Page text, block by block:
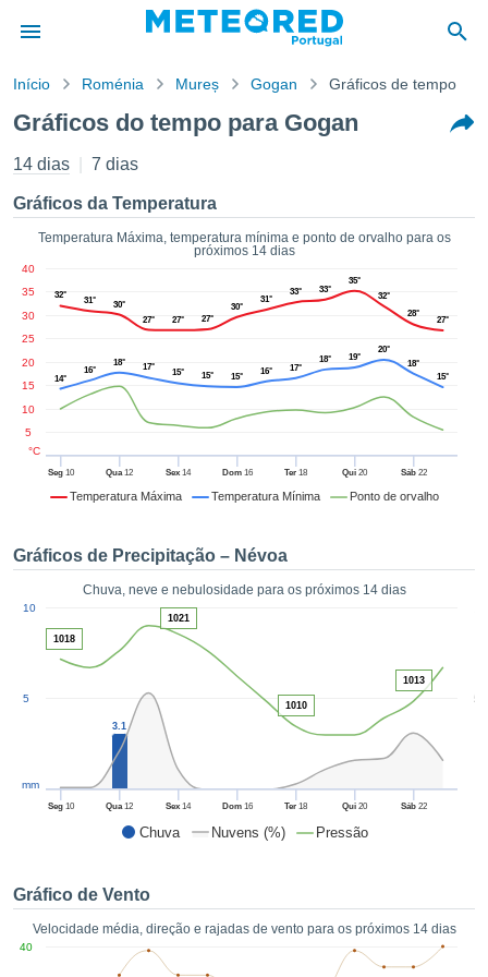
da
foi
por
para
que as
a este
das
e
forma
digital
fornecer-
de alta
custo.
a
o
no
como
ACEITAR
CONTINUAR
CONFIGURAÇÕES
Início Roménia Mureș Gogan Gráficos de tempo
Gráficos do tempo para Gogan
14 dias 7 dias
Gráficos da Temperatura
Temperatura Máxima, temperatura mínima e ponto de orvalho para os
próximos 14 dias
Temperatura Máxima Temperatura Mínima Ponto de orvalho
Seg10 Qua12 Sex 14 Dom16 Ter 18 Qui 20 Sáb22
5
10
15
20
25
30
35
40
°C
32°
31°
30°
27°
27° 27°
30°
31°
33° 33°
35°
32°
28°
27°
14°
16°
18° 17°
15° 15° 15°
16° 17°
18° 19°
20°
18°
15°
Gráficos de Precipitação – Névoa
Chuva, neve e nebulosidade para os próximos 14 dias
Chuva Nuvens (%) Pressão
50
Seg10 Qua12 Sex 14 Dom16 Ter 18 Qui 20 Sáb22
5
10
mm
3.1
1018
1021
1010
1013
Gráfico de Vento
Velocidade média, direção e rajadas de vento para os próximos 14 dias
40